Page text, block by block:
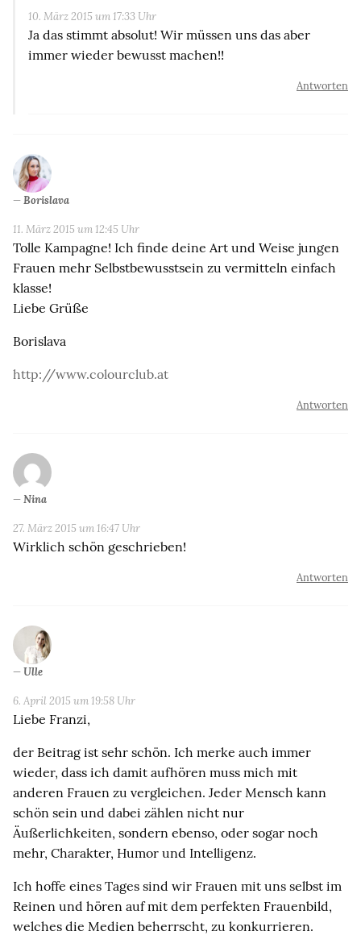
10. März 2015 um 17:33 Uhr
Ja das stimmt absolut! Wir müssen uns das aber
immer wieder bewusst machen!!
Antworten
Borislava
11. März 2015 um 12:45 Uhr
Tolle Kampagne! Ich finde deine Art und Weise jungen
Frauen mehr Selbstbewusstsein zu vermitteln einfach
klasse!
Liebe Grüße
Borislava
http://www.colourclub.at
Antworten
Nina
27. März 2015 um 16:47 Uhr
Wirklich schön geschrieben!
Antworten
Ulle
6. April 2015 um 19:58 Uhr
Liebe Franzi,
der Beitrag ist sehr schön. Ich merke auch immer
wieder, dass ich damit aufhören muss mich mit
anderen Frauen zu vergleichen. Jeder Mensch kann
schön sein und dabei zählen nicht nur
Äußerlichkeiten, sondern ebenso, oder sogar noch
mehr, Charakter, Humor und Intelligenz.
Ich hoffe eines Tages sind wir Frauen mit uns selbst im
Reinen und hören auf mit dem perfekten Frauenbild,
welches die Medien beherrscht, zu konkurrieren.